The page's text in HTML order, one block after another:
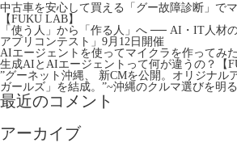
中古車を安心して買える「グー故障診断」で
【FUKU LAB】
「使う人」から「作る人」へ ── AI・IT人材
アプリコンテスト」9月12日開催
AIエージェントを使ってマイクラを作ってみ
生成AIとAIエージェントって何が違うの？【
”グーネット沖縄、 新CMを公開。オリジナル
ガールズ」を結成。”~沖縄のクルマ選びを明
最近のコメント
アーカイブ